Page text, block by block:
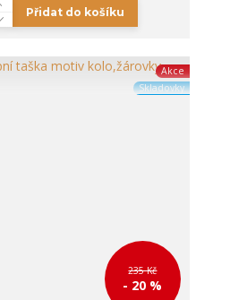
Přidat do košíku
Akce
Skladovky
235 Kč
- 20 %